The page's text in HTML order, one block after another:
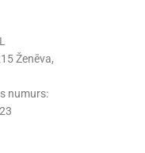
Ženēva,
numurs: